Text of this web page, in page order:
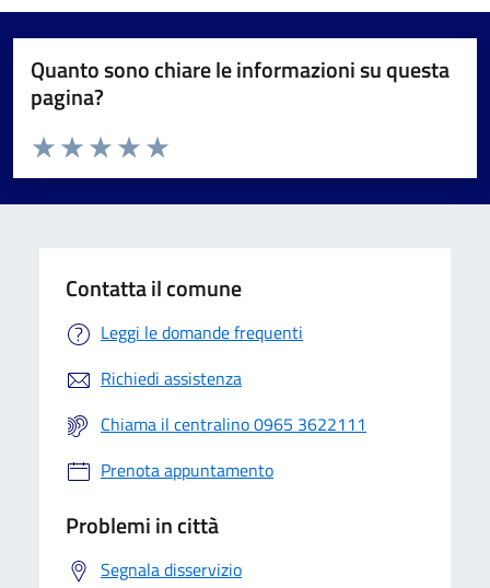
Quanto sono chiare le informazioni su questa
pagina?
Valuta da 1 a 5 stelle la pagina
Valuta 5 stelle su 5
Valuta 4 stelle su 5
Valuta 3 stelle su 5
Valuta 2 stelle su 5
Valuta 1 stelle su 5
Contatta il comune
Leggi le domande frequenti
Richiedi assistenza
Chiama il centralino 0965 3622111
Prenota appuntamento
Problemi in città
Segnala disservizio